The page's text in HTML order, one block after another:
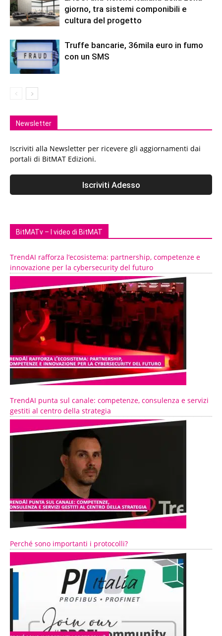
giorno, tra sistemi componibili e
cultura del progetto
Truffe bancarie, 36mila euro in fumo
con un SMS
Newsletter
Iscriviti alla Newsletter per ricevere gli aggiornamenti dai
portali di BitMAT Edizioni.
BitMATv – I video di BitMAT
TrendAI rafforza l’ecosistema: partnership, competenze e
innovazione per la cybersecurity del futuro
TrendAI punta sul canale: competenze, consulenza e servizi
gestiti al centro della strategia
Perché sono importanti i protocolli?